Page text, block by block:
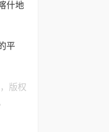
什地
平
版权